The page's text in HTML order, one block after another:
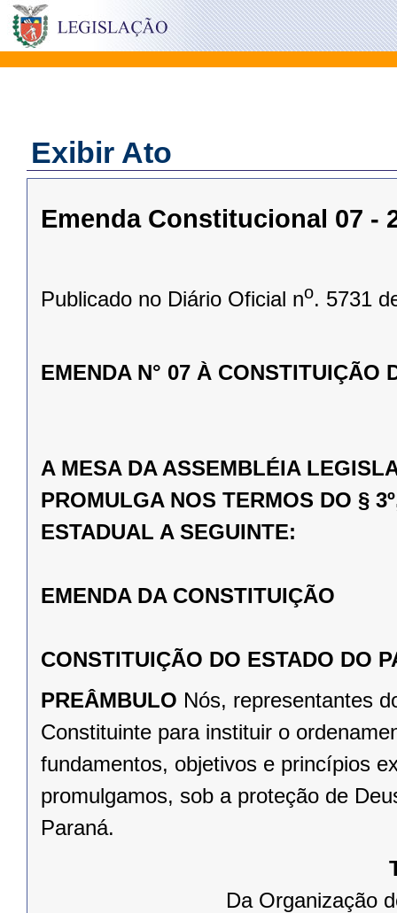
Exibir Ato
Emenda Constitucional 07 -
Publicado no Diário Oficial no. 5731
EMENDA N° 07 À CONSTITUIÇÃO
A MESA DA ASSEMBLÉIA
PROMULGA NOS TERMOS DO §
ESTADUAL A SEGUINTE:
EMENDA DA CONSTITUIÇÃO
CONSTITUIÇÃO DO ESTADO DO
PREÂMBULO Nós, representantes
Constituinte para instituir o
fundamentos, objetivos e princípios
promulgamos, sob a proteção de
Paraná.
Da Organização